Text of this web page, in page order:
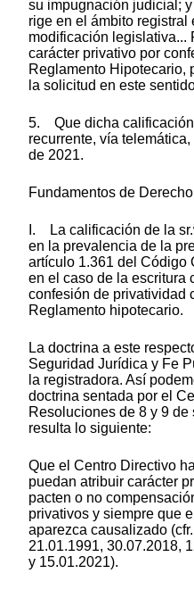
su impugnación judicial;
rige en el ámbito registral
modificación legislativa...
carácter privativo por
Reglamento Hipotecario,
la solicitud en este
5. Que dicha
recurrente, vía
de 2021.
Fundamentos de Derecho
I. La calificación de la
en la prevalencia de la
artículo 1.361 del Código
en el caso de la escritura
confesión de privatividad
Reglamento hipotecario.
La doctrina a este
Seguridad Jurídica y Fe
la registradora. Así
doctrina sentada por el
Resoluciones de 8 y 9
resulta lo siguiente:
Que el Centro Directivo
puedan atribuir carácter
pacten o no
privativos y siempre que
aparezca causalizado
21.01.1991, 30.07.2018,
y 15.01.2021).